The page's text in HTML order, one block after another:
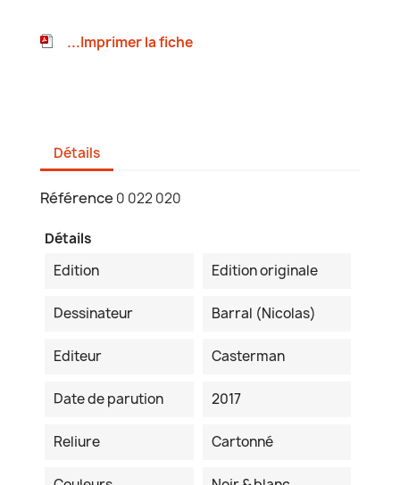
...Imprimer la fiche
Détails
Référence 0 022 020
Détails
Edition
Edition originale
Dessinateur Barral (Nicolas)
Editeur Casterman
Date de parution 2017
Reliure Cartonné